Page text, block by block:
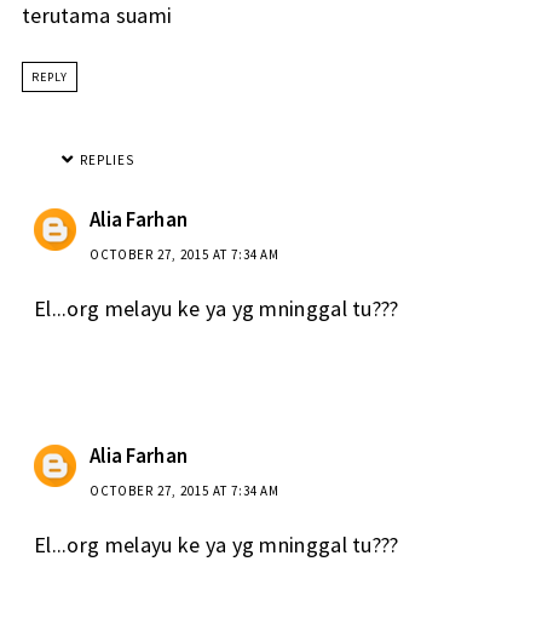
terutama suami
REPLY
REPLIES
Alia Farhan
OCTOBER 27, 2015 AT 7:34 AM
El...org melayu ke ya yg mninggal tu???
Alia Farhan
OCTOBER 27, 2015 AT 7:34 AM
El...org melayu ke ya yg mninggal tu???